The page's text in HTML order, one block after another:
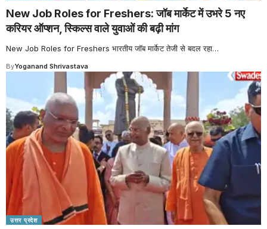
New Job Roles for Freshers: जॉब मार्केट में उभरे 5 नए
करियर ऑप्शन, स्किल्स वाले युवाओं की बढ़ी मांग
New Job Roles for Freshers भारतीय जॉब मार्केट तेजी से बदल रहा…
ByYoganand Shrivastava
उत्तर प्रदेश